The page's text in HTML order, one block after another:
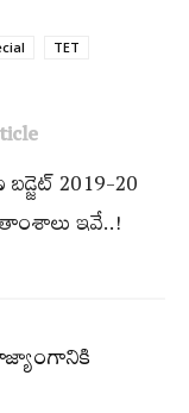
TET
2019-20
ఇవే..!